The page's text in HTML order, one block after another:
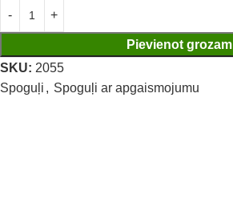
Pievienot grozam
SKU: 2055
Spoguļi , Spoguļi ar apgaismojumu